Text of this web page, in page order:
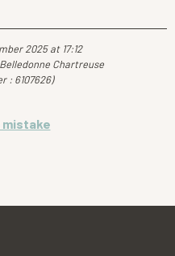
2025 at 17:12
Chartreuse
: 6107626)